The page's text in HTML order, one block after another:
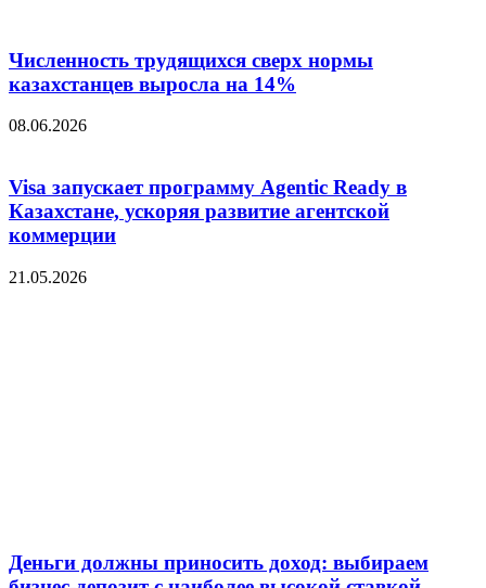
Численность трудящихся сверх нормы
казахстанцев выросла на 14%
08.06.2026
Visa запускает программу Agentic Ready в
Казахстане, ускоряя развитие агентской
коммерции
21.05.2026
Деньги должны приносить доход: выбираем